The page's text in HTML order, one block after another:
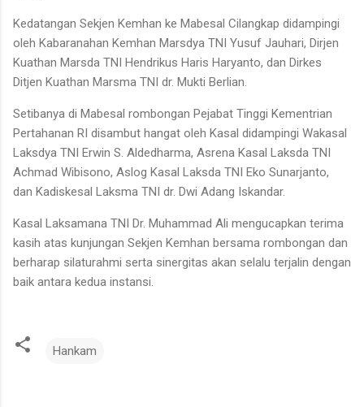
Kedatangan Sekjen Kemhan ke Mabesal Cilangkap didampingi
oleh Kabaranahan Kemhan Marsdya TNI Yusuf Jauhari, Dirjen
Kuathan Marsda TNI Hendrikus Haris Haryanto, dan Dirkes
Ditjen Kuathan Marsma TNI dr. Mukti Berlian.
Setibanya di Mabesal rombongan Pejabat Tinggi Kementrian
Pertahanan RI disambut hangat oleh Kasal didampingi Wakasal
Laksdya TNI Erwin S. Aldedharma, Asrena Kasal Laksda TNI
Achmad Wibisono, Aslog Kasal Laksda TNI Eko Sunarjanto,
dan Kadiskesal Laksma TNI dr. Dwi Adang Iskandar.
Kasal Laksamana TNI Dr. Muhammad Ali mengucapkan terima
kasih atas kunjungan Sekjen Kemhan bersama rombongan dan
berharap silaturahmi serta sinergitas akan selalu terjalin dengan
baik antara kedua instansi.
Hankam